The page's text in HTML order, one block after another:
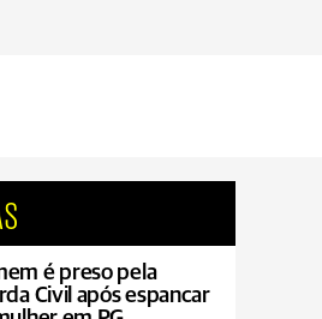
é preso pela
Civil após espancar